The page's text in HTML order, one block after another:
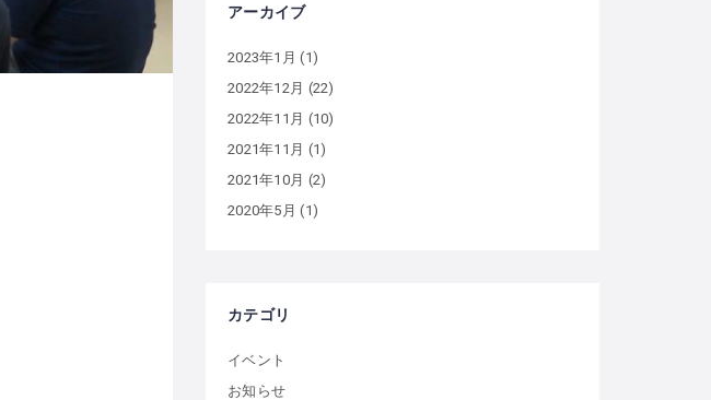
アーカイブ
2023年1月 (1)
2022年12月 (22)
2022年11月 (10)
2021年11月 (1)
2021年10月 (2)
2020年5月 (1)
カテゴリ
イベント
お知らせ